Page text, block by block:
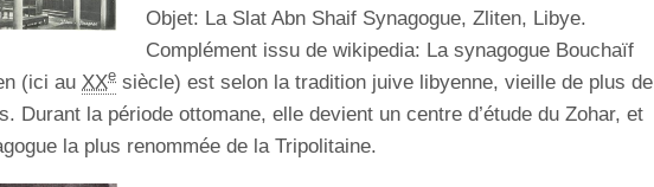
Objet: La Slat Abn Shaif Synagogue, Zliten, Libye.
Complément issu de wikipedia: La synagogue Bouchaïf
(ici auXXe siècle) est selon la tradition juive libyenne, vieille de plus de
Durant la période ottomane, elle devient un centre d’étude du Zohar, et
la plus renommée de la Tripolitaine.